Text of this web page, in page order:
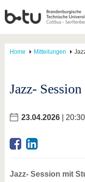
Home Mitteilungen
Jazz-
23.04.2026 | 20:30
Jazz- Session mit